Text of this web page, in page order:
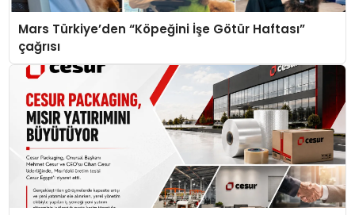
Mars Türkiye’den “Köpeğini İşe Götür Haftası”
çağrısı